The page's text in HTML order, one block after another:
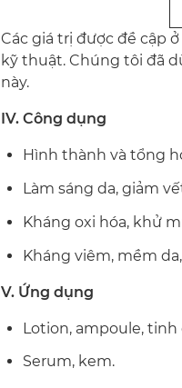
Các giá trị được đề cập
kỹ thuật. Chúng tôi đã
này.
IV. Công dụng
Hình thành và tổng
Làm sáng da, giảm
Kháng oxi hóa, khử
Kháng viêm, mềm
V. Ứng dụng
Lotion, ampoule,
Serum, kem.